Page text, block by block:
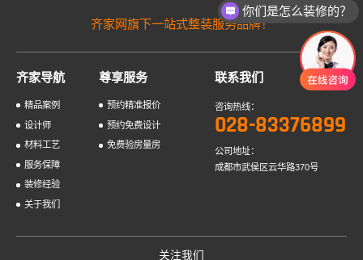
齐家网旗下一站式整装服务品牌！
齐家导航
精品案例
设计师
材料工艺
服务保障
装修经验
关于我们
尊享服务
预约精准报价
预约免费设计
免费验房量房
联系我们
咨询热线：
028-83376899
公司地址：
成都市武侯区云华路370号
关注我们
你们是怎么装修的？